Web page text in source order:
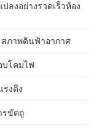
ลงอย่างรวดเร็วห้อง
สภาพดินฟ้าอากาศ
โคมไฟ
งดึง
รขัดถู